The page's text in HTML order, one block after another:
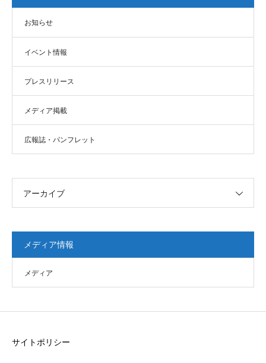
お知らせ
イベント情報
プレスリリース
メディア掲載
広報誌・パンフレット
アーカイブ
メディア情報
メディア
サイトポリシー